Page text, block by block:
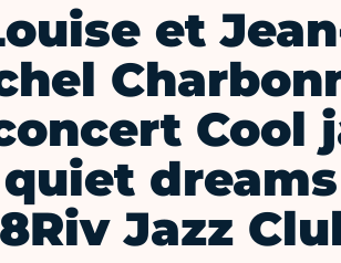
et
Cool
Jazz